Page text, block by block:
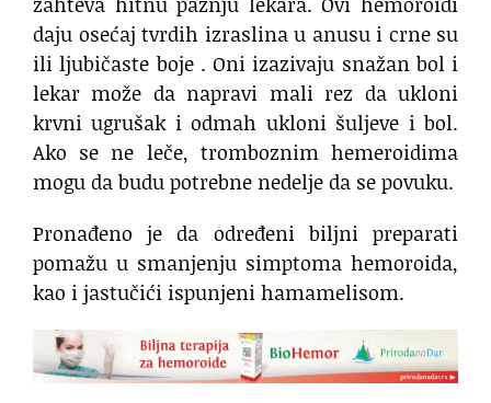
daju osećaj tvrdih izraslina u anusu i crne su
ili ljubičaste boje . Oni izazivaju snažan bol i
lekar može da napravi mali rez da ukloni
krvni ugrušak i odmah ukloni šuljeve i bol.
Ako se ne leče, tromboznim hemeroidima
mogu da budu potrebne nedelje da se povuku.
Pronađeno je da određeni biljni preparati
pomažu u smanjenju simptoma hemoroida,
kao i jastučići ispunjeni hamamelisom.